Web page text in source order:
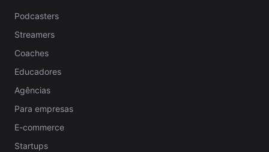
Podcasters
Streamers
Coaches
Educadores
Agências
Para empresas
E-commerce
Startups